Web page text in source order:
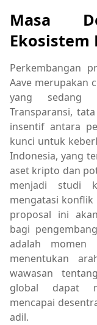
Masa
Ekosistem
Perkembangan
Aave merupakan
yang sedang
Transparansi,
insentif antara
kunci untuk
Indonesia, yang
aset kripto dan
menjadi studi
mengatasi
proposal ini
bagi
adalah
menentukan
wawasan
global dapat
mencapai
adil.